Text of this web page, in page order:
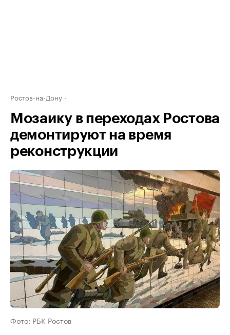
Ростов-на-Дону
Мозаику в переходах Ростова
демонтируют на время
реконструкции
Фото: РБК Ростов